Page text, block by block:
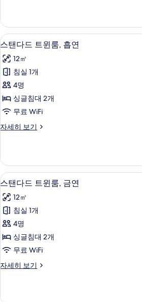
진
모
두
보
기
윈
룸,
금
자
세
히
보
기
스
탠
다
드
트
윈
흡
사
진
모
두
보
기
15
스탠다드 트윈룸, 흡연
12㎡
침실 1개
4명
싱글침대 2개
무료 WiFi
자세히 보기
스
트
윈
룸,
연
자
세
히
보
기
스
탠
다
드
트
윈
금
사
15
스탠다드 트윈룸, 금연
12㎡
침실 1개
4명
싱글침대 2개
무료 WiFi
자세히 보기
스